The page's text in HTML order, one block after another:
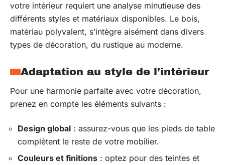
votre intérieur requiert une analyse minutieuse des
différents styles et matériaux disponibles. Le bois,
matériau polyvalent, s’intègre aisément dans divers
types de décoration, du rustique au moderne.
Adaptation au style de l’intérieur
Pour une harmonie parfaite avec votre décoration,
prenez en compte les éléments suivants :
Design global : assurez-vous que les pieds de table
complètent le reste de votre mobilier.
Couleurs et finitions : optez pour des teintes et